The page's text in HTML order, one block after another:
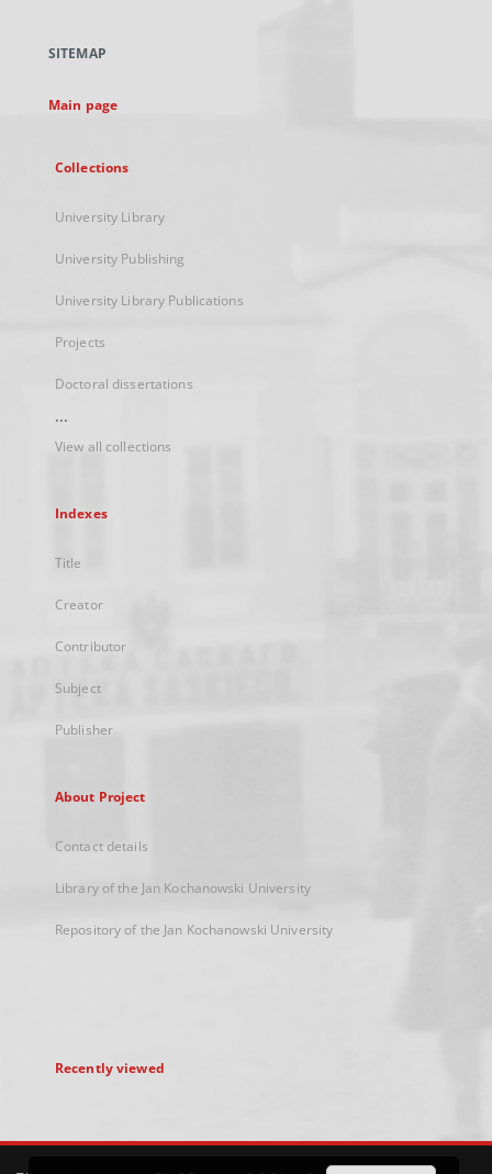
new
SITEMAP
Main page
Collections
University Library
University Publishing
University Library Publications
Projects
Doctoral dissertations
...
View all collections
Indexes
Title
Creator
Contributor
Subject
Publisher
About Project
Contact details
Library of the Jan Kochanowski University
Repository of the Jan Kochanowski University
Recently viewed